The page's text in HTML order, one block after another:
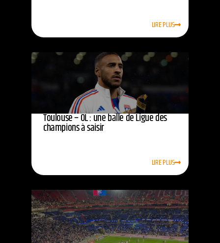
LIRE PLUS
Toulouse – OL : une balle de Ligue des
champions à saisir
LIRE PLUS